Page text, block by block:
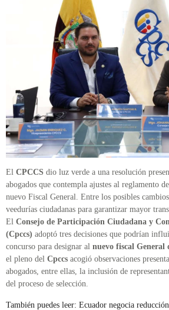
El CPCCS dio luz verde a una resolución
abogados que contempla ajustes al reglamento
nuevo Fiscal General. Entre los posibles
veedurías ciudadanas para garantizar mayor
El Consejo de Participación Ciudadana y
(Cpccs) adoptó tres decisiones que podrían
concurso para designar al nuevo fiscal General
el pleno del Cpccs acogió observaciones
abogados, entre ellas, la inclusión de
del proceso de selección.
También puedes leer: Ecuador negocia